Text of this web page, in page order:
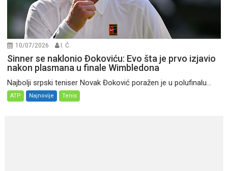
10/07/2026 I. Ć.
Sinner se naklonio Đokoviću: Evo šta je prvo izjavio
nakon plasmana u finale Wimbledona
Najbolji srpski teniser Novak Đoković poražen je u polufinalu...
ATP Najnovije Tenis